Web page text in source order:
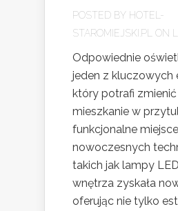
POSTED BY HOTEL-
STAROMIEJSKI.PL
ON
Odpowiednie
jeden z kluczowych
który potrafi zmienić
mieszkanie w
funkcjonalne
nowoczesnych
takich jak lampy
wnętrza zyskała
oferując nie tylko